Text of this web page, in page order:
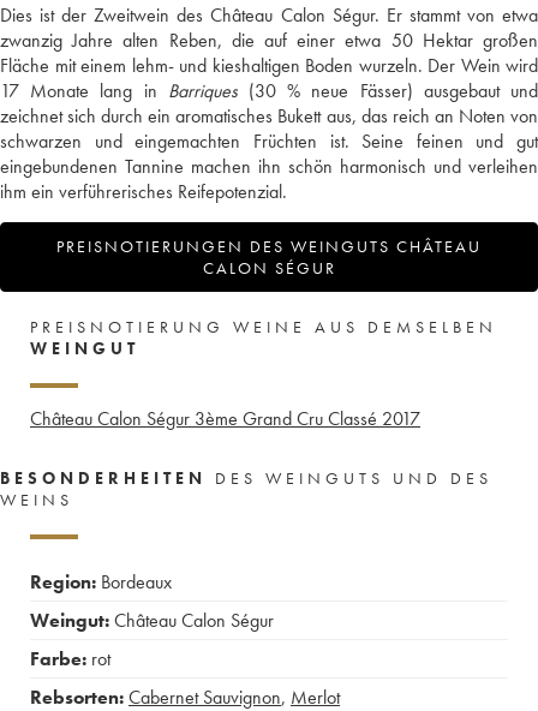
Dies ist der Zweitwein des Château Calon Ségur. Er stammt von etwa
zwanzig Jahre alten Reben, die auf einer etwa 50 Hektar großen
Fläche mit einem lehm- und kieshaltigen Boden wurzeln. Der Wein wird
17 Monate lang in Barriques(30 % neue Fässer) ausgebaut und
zeichnet sich durch ein aromatisches Bukett aus, das reich an Noten von
schwarzen und eingemachten Früchten ist. Seine feinen und gut
eingebundenen Tannine machen ihn schön harmonisch und verleihen
ihm ein verführerisches Reifepotenzial.
PREISNOTIERUNGEN DES WEINGUTS CHÂTEAU
CALON SÉGUR
PREISNOTIERUNG WEINE AUS DEMSELBEN
WEINGUT
Château Calon Ségur 3ème Grand Cru Classé 2017
BESONDERHEITEN
DES WEINGUTS UND DES
WEINS
Region: Bordeaux
Weingut:Château Calon Ségur
Farbe: rot
Rebsorten:Cabernet Sauvignon, Merlot